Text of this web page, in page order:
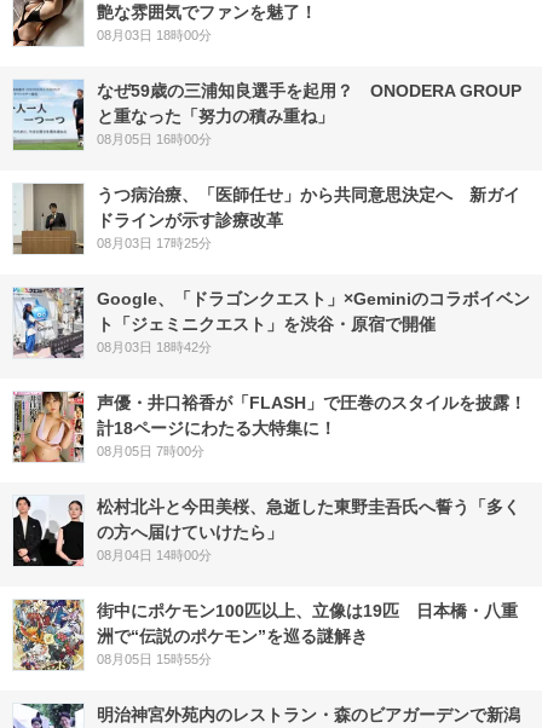
艶な雰囲気でファンを魅了！
08月03日 18時00分
なぜ59歳の三浦知良選手を起用？ ONODERA GROUP
と重なった「努力の積み重ね」
08月05日 16時00分
うつ病治療、「医師任せ」から共同意思決定へ 新ガイ
ドラインが示す診療改革
08月03日 17時25分
Google、「ドラゴンクエスト」×Geminiのコラボイベン
ト「ジェミニクエスト」を渋谷・原宿で開催
08月03日 18時42分
声優・井口裕香が「FLASH」で圧巻のスタイルを披露！
計18ページにわたる大特集に！
08月05日 7時00分
松村北斗と今田美桜、急逝した東野圭吾氏へ誓う「多く
の方へ届けていけたら」
08月04日 14時00分
街中にポケモン100匹以上、立像は19匹 日本橋・八重
洲で“伝説のポケモン”を巡る謎解き
08月05日 15時55分
明治神宮外苑内のレストラン・森のビアガーデンで新潟